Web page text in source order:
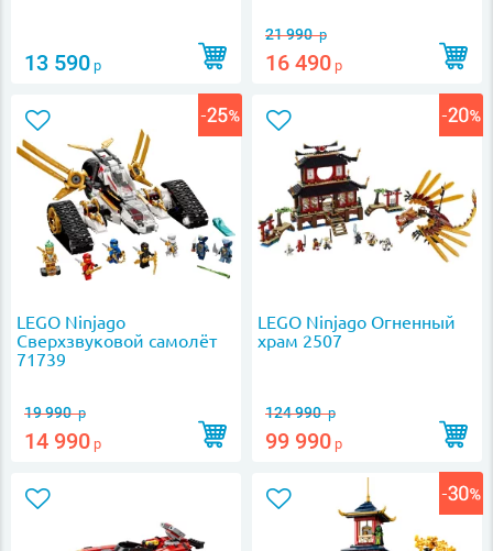
13 590 р
21 990р
16 490 р
LEGO Ninjago
Сверхзвуковой самолёт
71739
19 990р
14 990 р
LEGO Ninjago Огненный
храм 2507
124 990р
99 990 р